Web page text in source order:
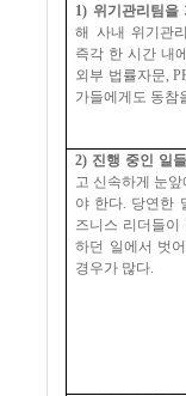
1) 위기관리팀을
해 사내 위기관
즉각 한 시간 내
외부 법률자문,
가들에게도 동참
2) 진행 중인 일
고 신속하게 눈
야 한다. 당연한
즈니스 리더들이
하던 일에서 벗
경우가 많다.